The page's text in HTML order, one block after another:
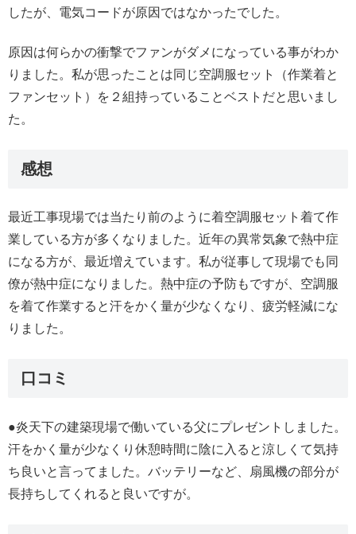
したが、電気コードが原因ではなかったでした。
原因は何らかの衝撃でファンがダメになっている事がわか
りました。私が思ったことは同じ空調服セット（作業着と
ファンセット）を２組持っていることベストだと思いまし
た。
感想
最近工事現場では当たり前のように着空調服セット着て作
業している方が多くなりました。近年の異常気象で熱中症
になる方が、最近増えています。私が従事して現場でも同
僚が熱中症になりました。熱中症の予防もですが、空調服
を着て作業すると汗をかく量が少なくなり、疲労軽減にな
りました。
口コミ
●炎天下の建築現場で働いている父にプレゼントしました。
汗をかく量が少なくり休憩時間に陰に入ると涼しくて気持
ち良いと言ってました。バッテリーなど、扇風機の部分が
長持ちしてくれると良いですが。